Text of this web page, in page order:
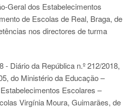
Geral dos Estabelecimentos
de Escolas de Real, Braga, de
nos directores de turma
- Diário da República n.º 212/2018,
, do Ministério da Educação –
Escolares –
Virgínia Moura, Guimarães, de